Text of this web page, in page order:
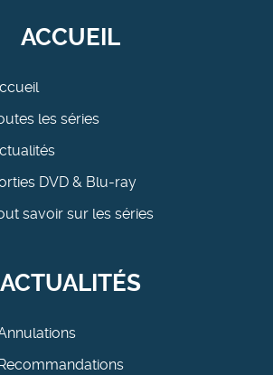
ACCUEIL
les séries
DVD & Blu-ray
savoir sur les séries
ACTUALITÉS